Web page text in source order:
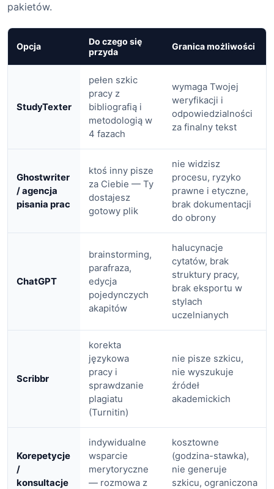
pakietów.
Opcja
Do czego się
przyda
Granica możliwości
StudyTexter
pełen szkic
pracy z
bibliografią i
metodologią w
4 fazach
wymaga Twojej
weryfikacji i
odpowiedzialności
za finalny tekst
Ghostwriter
/ agencja
pisania prac
ktoś inny pisze
za Ciebie — Ty
dostajesz
gotowy plik
nie widzisz
procesu, ryzyko
prawne i etyczne,
brak dokumentacji
do obrony
ChatGPT
brainstorming,
parafraza,
edycja
pojedynczych
akapitów
halucynacje
cytatów, brak
struktury pracy,
brak eksportu w
stylach
uczelnianych
Scribbr
korekta
językowa
pracy i
sprawdzanie
plagiatu
(Turnitin)
nie pisze szkicu,
nie wyszukuje
źródeł
akademickich
Korepetycje
/
konsultacje
indywidualne
wsparcie
merytoryczne
— rozmowa z
kosztowne
(godzina-stawka),
nie generuje
szkicu, ograniczona